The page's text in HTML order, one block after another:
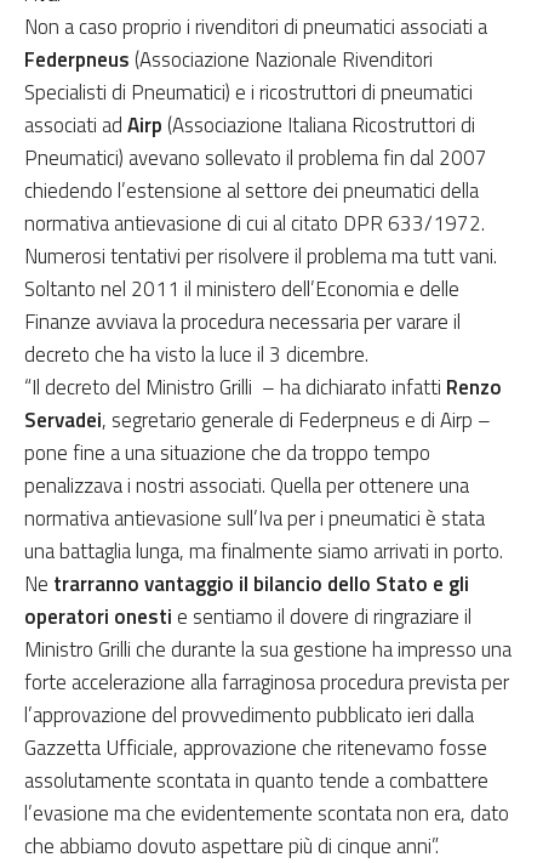
Non a caso proprio i rivenditori di pneumatici associati a
Federpneus (Associazione Nazionale Rivenditori
Specialisti di Pneumatici) e i ricostruttori di pneumatici
associati adAirp (Associazione Italiana Ricostruttori di
Pneumatici) avevano sollevato il problema fin dal 2007
chiedendo l’estensione al settore dei pneumatici della
normativa antievasione di cui al citato DPR 633/1972.
Numerosi tentativi per risolvere il problema ma tutt vani.
Soltanto nel 2011 il ministero dell’Economia e delle
Finanze avviava la procedura necessaria per varare il
decreto che ha visto la luce il 3 dicembre.
“Il decreto del Ministro Grilli – ha dichiarato infatti Renzo
Servadei, segretario generale di Federpneus e di Airp –
pone fine a una situazione che da troppo tempo
penalizzava i nostri associati. Quella per ottenere una
normativa antievasione sull’Iva per i pneumatici è stata
una battaglia lunga, ma finalmente siamo arrivati in porto.
Ne trarranno vantaggio il bilancio dello Stato e gli
operatori onesti e sentiamo il dovere di ringraziare il
Ministro Grilli che durante la sua gestione ha impresso una
forte accelerazione alla farraginosa procedura prevista per
l’approvazione del provvedimento pubblicato ieri dalla
Gazzetta Ufficiale, approvazione che ritenevamo fosse
assolutamente scontata in quanto tende a combattere
l’evasione ma che evidentemente scontata non era, dato
che abbiamo dovuto aspettare più di cinque anni”.